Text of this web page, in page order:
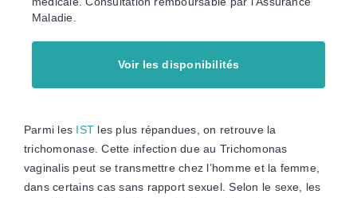
Maladie.
Voir les disponibilités
Parmi les IST les plus répandues, on retrouve la
trichomonase. Cette infection due au Trichomonas
vaginalis peut se transmettre chez l’homme et la femme,
dans certains cas sans rapport sexuel. Selon le sexe, les